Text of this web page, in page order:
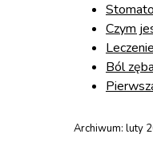
Czym
Ból
Archiwum: luty